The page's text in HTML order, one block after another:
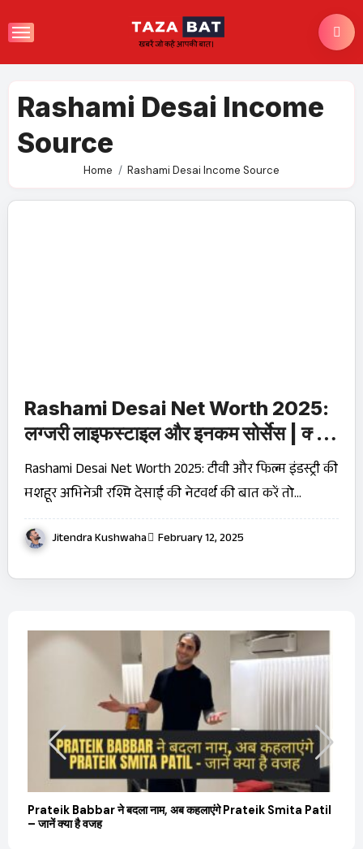
to
Rashami Desai Income
Source
Home Rashami Desai Income Source
Rashami Desai Net Worth 2025:
लग्जरी लाइफस्टाइल और इनकम सोर्सेस | क्या
आप जानते हैं?
Rashami Desai Net Worth 2025: टीवी और फिल्म इंडस्ट्री की
मशहूर अभिनेत्री रश्मि देसाई की नेटवर्थ की बात करें तो…
Jitendra Kushwaha February 12, 2025
Prateik Babbar ने बदला नाम, अब कहलाएंगे Prateik Smita Patil
– जानें क्या है वजह